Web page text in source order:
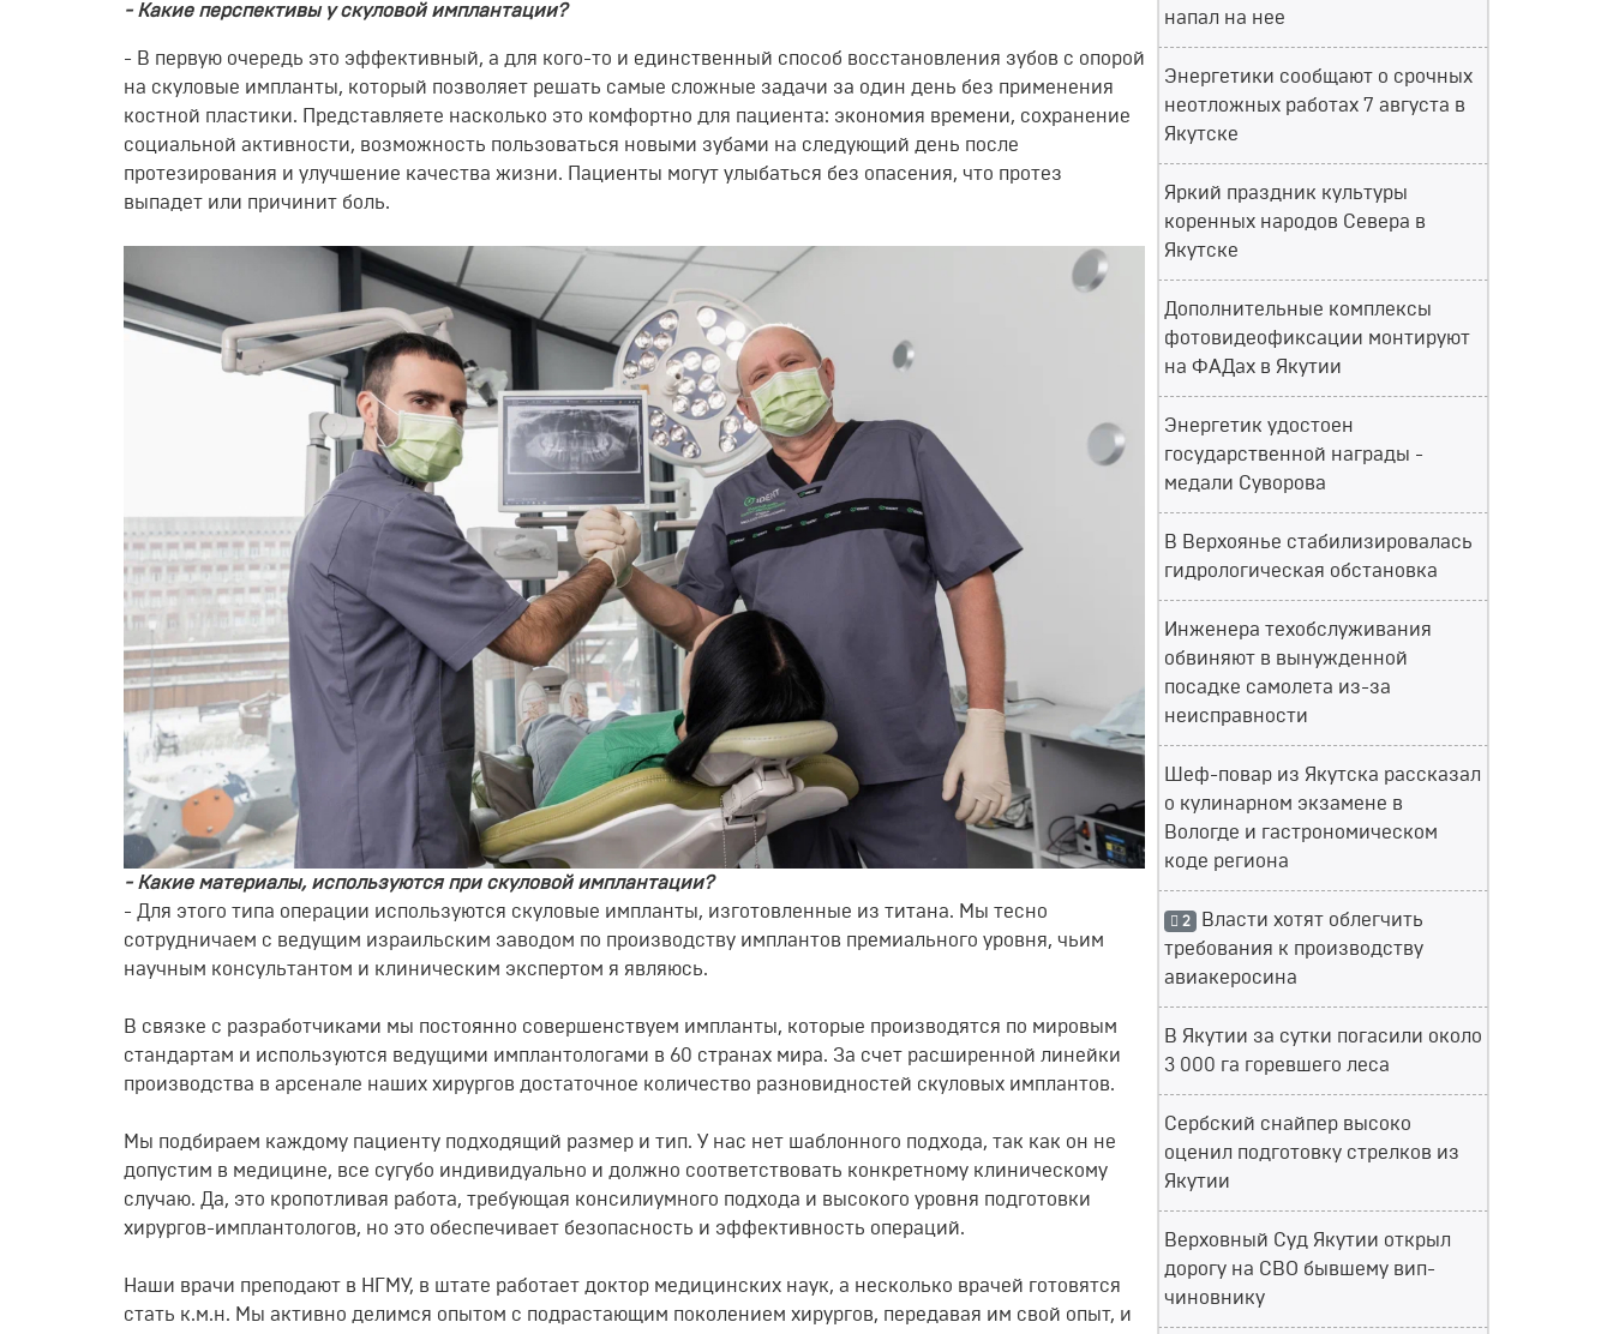
- Какие перспективы у скуловой имплантации?
- В первую очередь это эффективный, а для кого-то и единственный способ восстановления зубов с опорой
на скуловые импланты, который позволяет решать самые сложные задачи за один день без применения
костной пластики.
Представляете насколько это комфортно для пациента: экономия времени, сохранение
социальной активности, возможность пользоваться новыми зубами на следующий день после
протезирования и улучшение качества жизни. Пациенты могут улыбаться без опасения, что протез
выпадет или причинит боль.
- Какие материалы, используются при скуловой имплантации?
- Для этого типа операции используются скуловые импланты, изготовленные из титана. Мы тесно
сотрудничаем с ведущим израильским заводом по производству имплантов премиального уровня, чьим
научным консультантом и клиническим экспертом я являюсь.
В связке с разработчиками мы постоянно совершенствуем импланты, которые производятся по мировым
стандартам и используются ведущими имплантологами в 60 странах мира. За счет расширенной линейки
производства в арсенале наших хирургов достаточное количество разновидностей скуловых имплантов.
Мы подбираем каждому пациенту подходящий размер и тип. У нас нет шаблонного подхода, так как он не
допустим в медицине, все сугубо индивидуально и должно соответствовать конкретному клиническому
случаю. Да, это кропотливая работа, требующая консилиумного подхода и высокого уровня подготовки
хирургов-имплантологов, но это обеспечивает безопасность и эффективность операций.
Наши врачи преподают в НГМУ, в штате работает доктор медицинских наук, а несколько врачей готовятся
стать к.м.н. Мы активно делимся опытом с подрастающим поколением хирургов, передавая им свой опыт, и
напал на нее
Энергетики сообщают о срочных
неотложных работах 7 августа в
Якутске
Яркий праздник культуры
коренных народов Севера в
Якутске
Дополнительные комплексы
фотовидеофиксации монтируют
на ФАДах в Якутии
Энергетик удостоен
государственной награды -
медали Суворова
В Верхоянье стабилизировалась
гидрологическая обстановка
Инженера техобслуживания
обвиняют в вынужденной
посадке самолета из-за
неисправности
Шеф-повар из Якутска рассказал
о кулинарном экзамене в
Вологде и гастрономическом
коде региона
2 Власти хотят облегчить
требования к производству
авиакеросина
В Якутии за сутки погасили около
3 000 га горевшего леса
Сербский снайпер высоко
оценил подготовку стрелков из
Якутии
Верховный Суд Якутии открыл
дорогу на СВО бывшему вип-
чиновнику